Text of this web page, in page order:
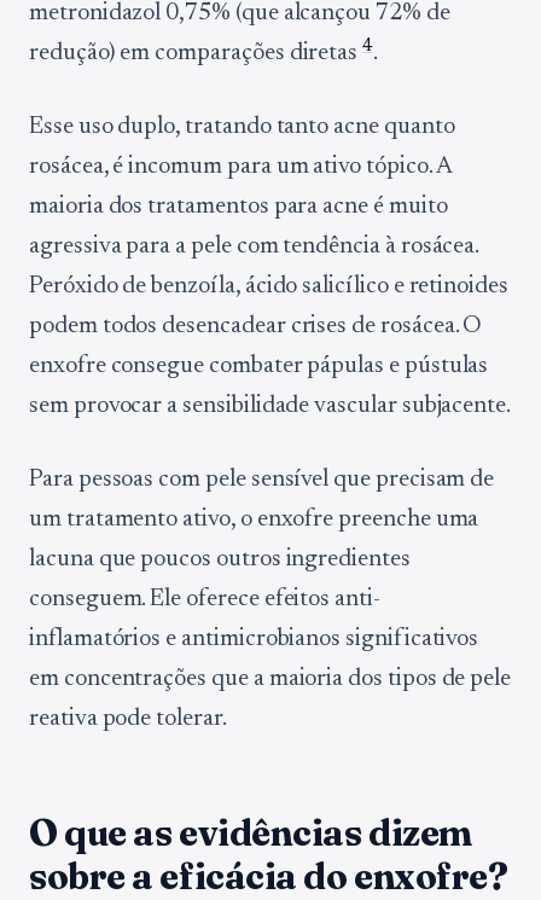
metronidazol 0,75% (que alcançou 72% de
redução) em comparações diretas4.
Esse uso duplo, tratando tanto acne quanto
rosácea, é incomum para um ativo tópico. A
maioria dos tratamentos para acne é muito
agressiva para a pele com tendência à rosácea.
Peróxido de benzoíla, ácido salicílico e retinoides
podem todos desencadear crises de rosácea. O
enxofre consegue combater pápulas e pústulas
sem provocar a sensibilidade vascular subjacente.
Para pessoas com pele sensível que precisam de
um tratamento ativo, o enxofre preenche uma
lacuna que poucos outros ingredientes
conseguem. Ele oferece efeitos anti-
inflamatórios e antimicrobianos significativos
em concentrações que a maioria dos tipos de pele
reativa pode tolerar.
O que as evidências dizem
sobre a eficácia do enxofre?